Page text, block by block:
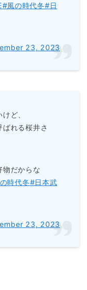
#風の時代冬#日
23, 2023
ど、
れる桜井さ
物だからな
時代冬#日本武
23, 2023